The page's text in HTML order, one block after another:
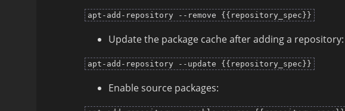
apt-add-repository --remove {{repository_spec}}
Update the package cache after adding a repository:
apt-add-repository --update {{repository_spec}}
Enable source packages: